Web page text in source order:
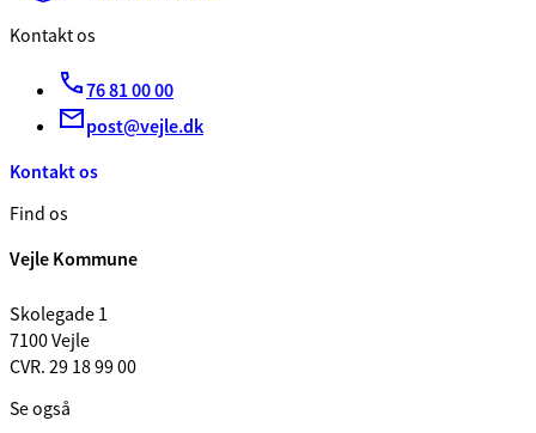
Kontakt os
76 81 00 00
post@vejle.dk
Kontakt os
Find os
Vejle Kommune
Skolegade 1
7100 Vejle
CVR. 29 18 99 00
Se også